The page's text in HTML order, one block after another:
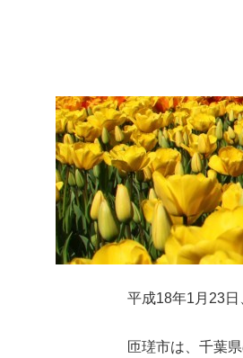
平成18年1月23日
匝瑳市は、千葉